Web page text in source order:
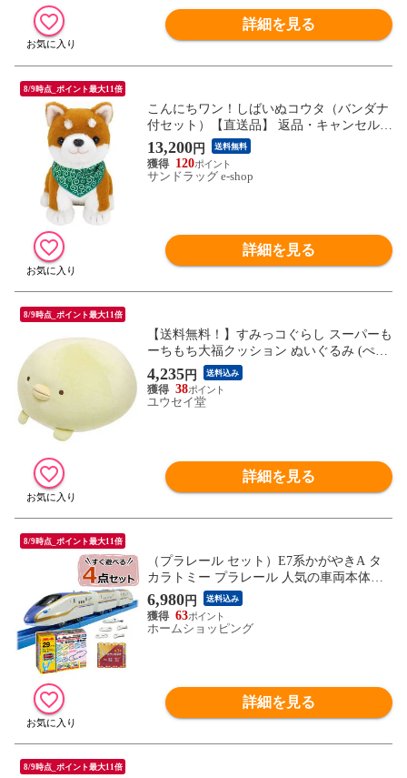
詳細を見る
8/9時点_ポイント最大11倍
こんにちワン！しばいぬコウタ（バンダナ
付セット）【直送品】 返品・キャンセル・
他商品と同時購入は不可
13,200円 送料無料
120
サンドラッグ e-shop
詳細を見る
8/9時点_ポイント最大11倍
【送料無料！】すみっコぐらし スーパーも
ーちもち大福クッション ぬいぐるみ (ぺん
ぎん？) MR78101 【ペンギン スーパーもち
もちクッション もっちもち すみっこぐら
し】
4,235円 送料込み
38
ユウセイ堂
詳細を見る
8/9時点_ポイント最大11倍
（プラレール セット）E7系かがやきA タ
カラトミー プラレール 人気の車両本体と
初回レールキット S-05 電車 車両 車体 新
幹線 線路（熨斗対応不可）
6,980円 送料込み
63
ホームショッピング
詳細を見る
8/9時点_ポイント最大11倍